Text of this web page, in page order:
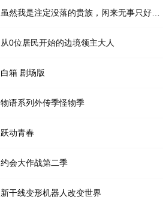
虽然我是注定没落的贵族，闲来无事只好来深究魔法
从0位居民开始的边境领主大人
白箱 剧场版
物语系列外传季怪物季
跃动青春
约会大作战第二季
新干线变形机器人改变世界